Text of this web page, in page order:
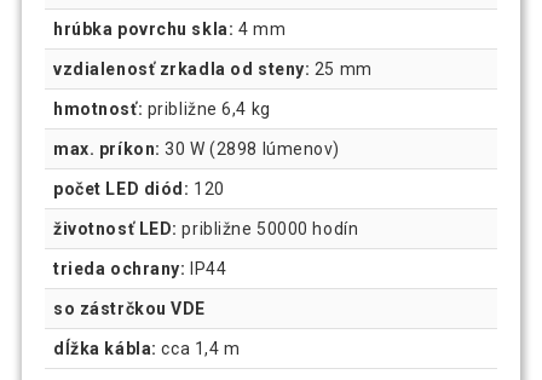
hrúbka povrchu skla: 4 mm
vzdialenosť zrkadla od steny: 25 mm
hmotnosť: približne 6,4 kg
max. príkon: 30 W (2898 lúmenov)
počet LED diód: 120
životnosť LED: približne 50000 hodín
trieda ochrany: IP44
so zástrčkou VDE
dĺžka kábla: cca 1,4 m